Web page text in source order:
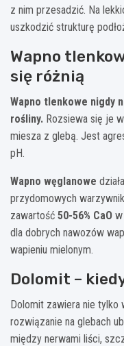
z nim przesadzić. Na
uszkodzić strukturę
Wapno
się różnią
Wapno tlenkowe nigdy
rośliny. Rozsiewa się je
miesza z glebą. Jest
pH.
Wapno węglanowe
przydomowych
zawartość 50-56% CaO
dla dobrych nawozów
wapieniu mielonym.
Dolomit –
Dolomit zawiera nie tylko
rozwiązanie na glebach
między nerwami liści,